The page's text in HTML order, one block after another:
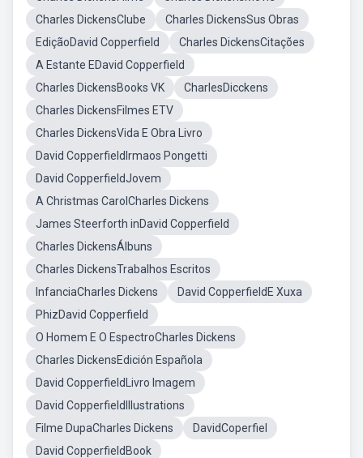
Charles DickensClube
Charles DickensSus Obras
EdiçãoDavid Copperfield
Charles DickensCitações
A Estante EDavid Copperfield
Charles DickensBooks VK
CharlesDicckens
Charles DickensFilmes ETV
Charles DickensVida E Obra Livro
David CopperfieldIrmaos Pongetti
David CopperfieldJovem
A Christmas CarolCharles Dickens
James Steerforth inDavid Copperfield
Charles DickensÁlbuns
Charles DickensTrabalhos Escritos
InfanciaCharles Dickens
David CopperfieldE Xuxa
PhizDavid Copperfield
O Homem E O EspectroCharles Dickens
Charles DickensEdición Española
David CopperfieldLivro Imagem
David CopperfieldIllustrations
Filme DupaCharles Dickens
DavidCoperfiel
David CopperfieldBook